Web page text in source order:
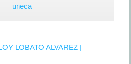
uneca
LOBATO ALVAREZ|